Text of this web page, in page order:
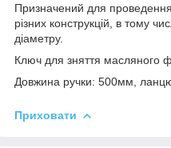
Призначений для
різних конструкцій, в тому
діаметру.
Ключ для зняття масляного
Довжина ручки: 500мм,
Приховати